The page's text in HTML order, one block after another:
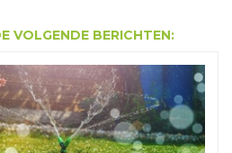
VOLGENDE BERICHTEN: